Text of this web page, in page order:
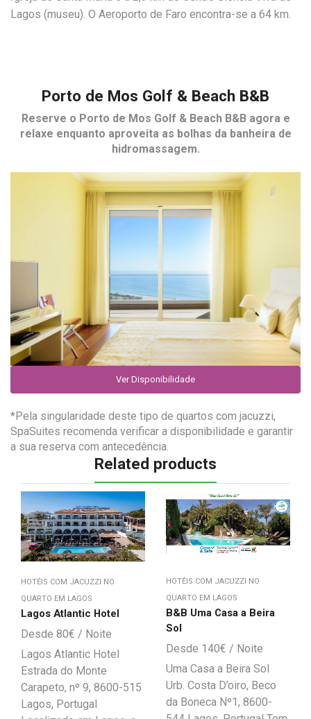
Lagos (museu). O Aeroporto de Faro encontra-se a 64 km.
Porto de Mos Golf & Beach B&B
Reserve o Porto de Mos Golf & Beach B&Bagora e
relaxe enquanto aproveita as bolhas da banheira de
hidromassagem.
Ver Disponibilidade
*Pela singularidade deste tipo de quartos com jacuzzi,
SpaSuites recomenda verificar a disponibilidade e garantir
a sua reserva com antecedência.
Related products
HOTÉIS COM JACUZZI NO
QUARTO EM LAGOS
Lagos Atlantic Hotel
80€
Lagos Atlantic Hotel
Estrada do Monte
Carapeto, nº 9, 8600-515
Lagos, Portugal
HOTÉIS COM JACUZZI NO
QUARTO EM LAGOS
B&B Uma Casa a Beira
Sol
140€
Uma Casa a Beira Sol
Urb. Costa D’oiro, Beco
da Boneca Nº1, 8600-